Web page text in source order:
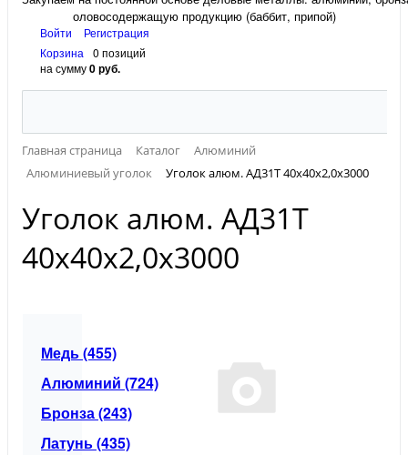
оловосодержащую продукцию (баббит, припой)
Войти
Регистрация
Корзина
0 позиций
на сумму0 руб.
Главная страница Каталог
Алюминий
Алюминиевый уголок
Уголок алюм. АД31Т 40х40х2,0х3000
Уголок алюм. АД31Т
40х40х2,0х3000
Медь (455)
Алюминий (724)
Бронза (243)
Латунь (435)